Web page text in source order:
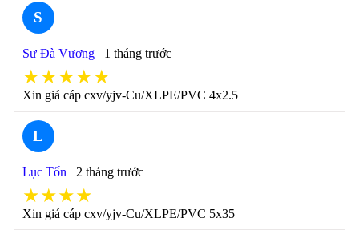
S
Sư Đà Vương 1 tháng trước
★★★★★
Xin giá cáp cxv/yjv-Cu/XLPE/PVC 4x2.5
L
Lục Tốn 2 tháng trước
★★★★
Xin giá cáp cxv/yjv-Cu/XLPE/PVC 5x35